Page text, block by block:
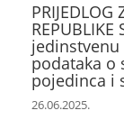
PRIJEDLOG
podataka o
pojedinca i
26.06.2025.